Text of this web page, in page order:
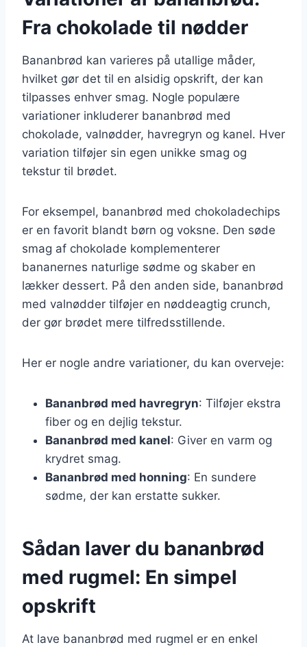
Fra chokolade til nødder
Bananbrød kan varieres på utallige måder,
hvilket gør det til en alsidig opskrift, der kan
tilpasses enhver smag. Nogle populære
variationer inkluderer bananbrød med
chokolade, valnødder, havregryn og kanel. Hver
variation tilføjer sin egen unikke smag og
tekstur til brødet.
For eksempel, bananbrød med chokoladechips
er en favorit blandt børn og voksne. Den søde
smag af chokolade komplementerer
bananernes naturlige sødme og skaber en
lækker dessert. På den anden side, bananbrød
med valnødder tilføjer en nøddeagtig crunch,
der gør brødet mere tilfredsstillende.
Her er nogle andre variationer, du kan overveje:
Bananbrød med havregryn: Tilføjer ekstra
fiber og en dejlig tekstur.
Bananbrød med kanel: Giver en varm og
krydret smag.
Bananbrød med honning: En sundere
sødme, der kan erstatte sukker.
Sådan laver du bananbrød
med rugmel: En simpel
opskrift
At lave bananbrød med rugmel er en enkel